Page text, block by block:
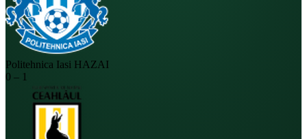
Politehnica Iasi HAZAI
0 – 1